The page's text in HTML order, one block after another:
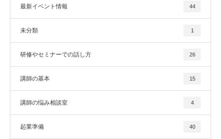
最新イベント情報 44
未分類 1
研修やセミナーでの話し方 26
講師の基本 15
講師の悩み相談室 4
起業準備 40